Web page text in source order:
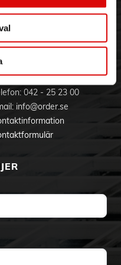
cookies
OSS
042 - 25 23 00
info@order.se